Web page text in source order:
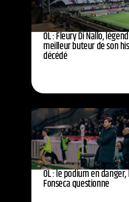
OL : Fleury Di Nallo,
meilleur buteur de son
décédé
OL : le podium en
Fonseca questionne